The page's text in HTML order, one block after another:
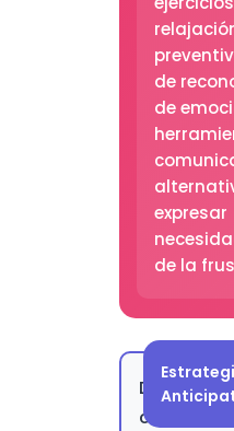
de
de
expresar
de la
Desarrolla
crisis